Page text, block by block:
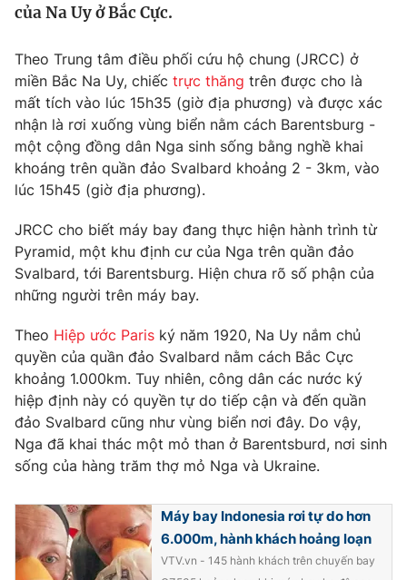
Tin tức
Thế giới đó đây
Câu chuyện quốc tế
Tài chính
Thị trường
Góc doanh nghiệp
Dữ liệu và đời sống
Truyền hình
Phim VTV
Nhân vật
Khán giả
Giải trí
Điện ảnh
Âm nhạc
Sao
Đời sống
Du lịch
Chất lượng cuộc sống
Giáo dục
Tuyển sinh
Học trực tuyến
Công nghệ
Hitech Công nghệ tương lai
Sản phẩm
Thị trường
Giao lưu trực tuyến
Lịch phát sóng
Chuyên mục khác
Emagazine Podcast
của Na Uy ở Bắc Cực.
Theo Trung tâm điều phối cứu hộ chung (JRCC) ở
miền Bắc Na Uy, chiếc trực thăng trên được cho là
mất tích vào lúc 15h35 (giờ địa phương) và được xác
nhận là rơi xuống vùng biển nằm cách Barentsburg -
một cộng đồng dân Nga sinh sống bằng nghề khai
khoáng trên quần đảo Svalbard khoảng 2 - 3km, vào
lúc 15h45 (giờ địa phương).
JRCC cho biết máy bay đang thực hiện hành trình từ
Pyramid, một khu định cư của Nga trên quần đảo
Svalbard, tới Barentsburg. Hiện chưa rõ số phận của
những người trên máy bay.
Theo Hiệp ước Paris ký năm 1920, Na Uy nắm chủ
quyền của quần đảo Svalbard nằm cách Bắc Cực
khoảng 1.000km. Tuy nhiên, công dân các nước ký
hiệp định này có quyền tự do tiếp cận và đến quần
đảo Svalbard cũng như vùng biển nơi đây. Do vậy,
Nga đã khai thác một mỏ than ở Barentsburd, nơi sinh
sống của hàng trăm thợ mỏ Nga và Ukraine.
Máy bay Indonesia rơi tự do hơn
6.000m, hành khách hoảng loạn
VTV.vn - 145 hành khách trên chuyến bay